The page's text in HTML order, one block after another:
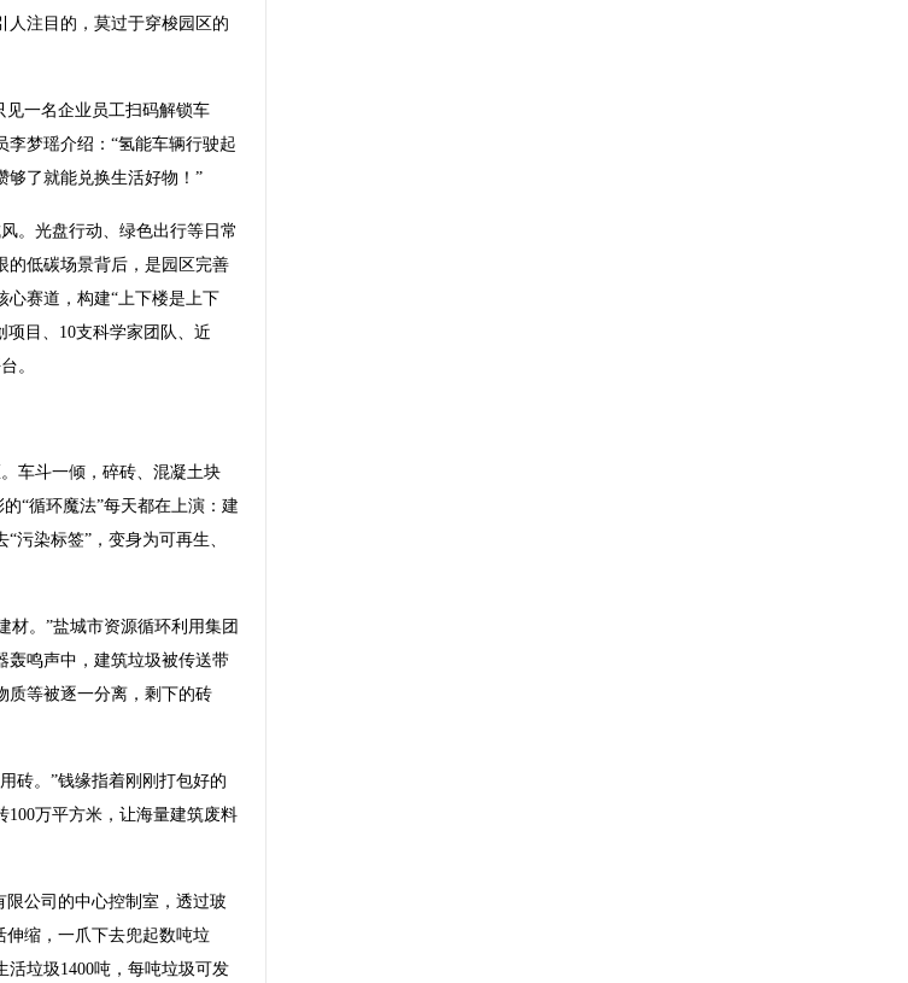
人注目的，莫过于穿梭园区的
一名企业员工扫码解锁车
梦瑶介绍：“氢能车辆行驶起
够了就能兑换生活好物！”
。光盘行动、绿色出行等日常
的低碳场景背后，是园区完善
心赛道，构建“上下楼是上下
项目、10支科学家团队、近
。
车斗一倾，碎砖、混凝土块
“循环魔法”每天都在上演：建
污染标签”，变身为可再生、
。”盐城市资源循环利用集团
轰鸣声中，建筑垃圾被传送带
质等被逐一分离，剩下的砖
。”钱缘指着刚刚打包好的
100万平方米，让海量建筑废料
公司的中心控制室，透过玻
伸缩，一爪下去兜起数吨垃
垃圾1400吨，每吨垃圾可发